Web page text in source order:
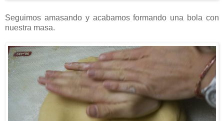
Seguimos amasando y acabamos formando una bola con
nuestra masa.